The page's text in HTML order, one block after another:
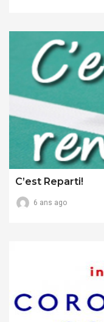
C’est Reparti!
6 ans ago